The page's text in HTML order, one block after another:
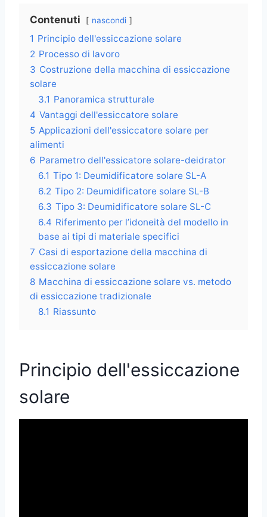
Contenuti nascondi
1 Principio dell'essiccazione solare
2 Processo di lavoro
3 Costruzione della macchina di essiccazione
solare
3.1 Panoramica strutturale
4 Vantaggi dell'essiccatore solare
5 Applicazioni dell'essiccatore solare per
alimenti
6 Parametro dell'essicatore solare-deidrator
6.1 Tipo 1: Deumidificatore solare SL-A
6.2 Tipo 2: Deumidificatore solare SL-B
6.3 Tipo 3: Deumidificatore solare SL-C
6.4 Riferimento per l’idoneità del modello in
base ai tipi di materiale specifici
7 Casi di esportazione della macchina di
essiccazione solare
8 Macchina di essiccazione solare vs. metodo
di essiccazione tradizionale
8.1 Riassunto
Principio dell'essiccazione
solare